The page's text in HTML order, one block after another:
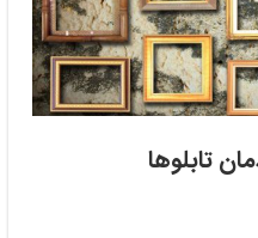
تابلوها